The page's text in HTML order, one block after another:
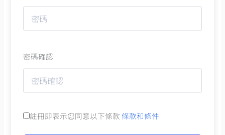
密碼確認
註冊即表示您同意以下條款 條款和條件